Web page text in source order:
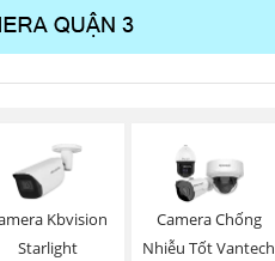
Kbvision
Starlight
Camera Chống
Nhiễu Tốt Vantech